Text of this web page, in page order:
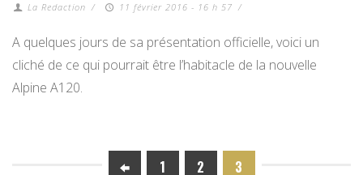
La Redaction / 11 février 2016 - 16 h 57 /
A quelques jours de sa présentation officielle, voici un
cliché de ce qui pourrait être l’habitacle de la nouvelle
Alpine A120.
1 2 3